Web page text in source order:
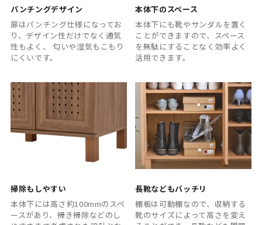
パンチングデザイン
扉はパンチング仕様になってお
り、デザイン性だけでなく通気
性もよく、 匂いや湿気もこもり
にくいです。
本体下のスペース
本体下にも靴やサンダルを置く
ことができますので、スペース
を無駄にすることなく効率よく
活用できます。
掃除もしやすい
本体下には高さ約100mmのスペ
ースがあり、掃き掃除などのし
長靴などもバッチリ
棚板は可動棚なので、収納する
靴のサイズによって高さを変え